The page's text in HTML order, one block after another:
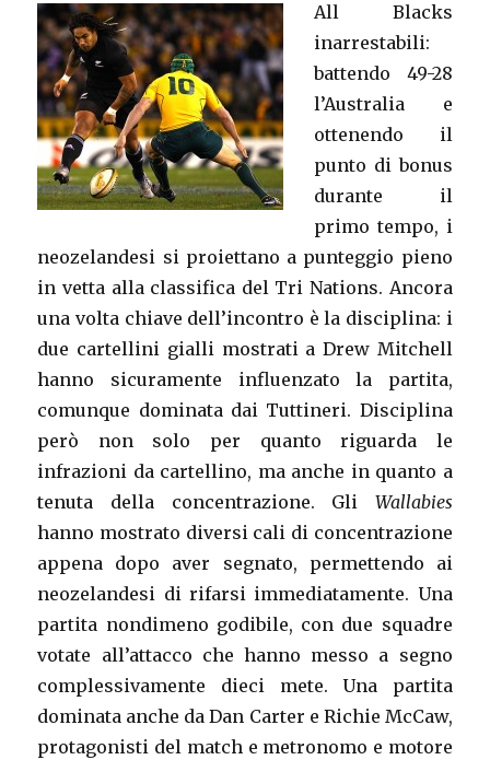
All Blacks
inarrestabili:
battendo 49-28
l’Australia e
ottenendo il
punto di bonus
durante il
primo tempo, i
neozelandesi si proiettano a punteggio pieno
in vetta alla classifica del Tri Nations. Ancora
una volta chiave dell’incontro è la disciplina: i
due cartellini gialli mostrati a Drew Mitchell
hanno sicuramente influenzato la partita,
comunque dominata dai Tuttineri. Disciplina
però non solo per quanto riguarda le
infrazioni da cartellino, ma anche in quanto a
tenuta della concentrazione. Gli Wallabies
hanno mostrato diversi cali di concentrazione
appena dopo aver segnato, permettendo ai
neozelandesi di rifarsi immediatamente. Una
partita nondimeno godibile, con due squadre
votate all’attacco che hanno messo a segno
complessivamente dieci mete. Una partita
dominata anche da Dan Carter e Richie McCaw,
protagonisti del match e metronomo e motore